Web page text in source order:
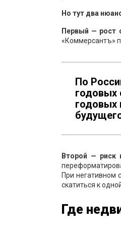
Но тут два
Первый — рост
«Коммерсантъ»
По
годовых
годовых
Второй — риск
При негативном
скатиться к
Где